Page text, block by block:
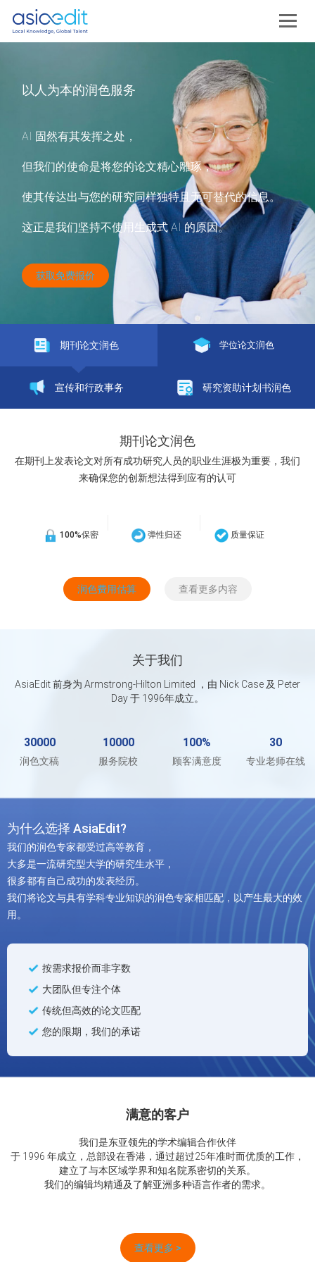
以人为本的润色服务
AI 固然有其发挥之处，
但我们的使命是将您的论文精心雕琢，
使其传达出与您的研究同样独特且无可替代的信息。
这正是我们坚持不使用生成式 AI 的原因。
获取免费报价
期刊论文润色 学位论文润色
宣传和行政事务 研究资助计划书润色
期刊论文润色
在期刊上发表论文对所有成功研究人员的职业生涯极为重要，我们
来确保您的创新想法得到应有的认可
100%保密 弹性归还 质量保证
润色费用估算 查看更多内容
关于我们
AsiaEdit 前身为 Armstrong-Hilton Limited ，由 Nick Case 及 Peter
Day 于 1996年成立。
30000
润色文稿
10000
服务院校
100%
顾客满意度
30
专业老师在线
为什么选择 AsiaEdit?
我们的润色专家都受过高等教育，
大多是一流研究型大学的研究生水平，
很多都有自己成功的发表经历。
我们将论文与具有学科专业知识的润色专家相匹配，以产生最大的效
用。
按需求报价而非字数
大团队但专注个体
传统但高效的论文匹配
您的限期，我们的承诺
满意的客户
我们是东亚领先的学术编辑合作伙伴
于 1996 年成立，总部设在香港，通过超过25年准时而优质的工作，
建立了与本区域学界和知名院系密切的关系。
我们的编辑均精通及了解亚洲多种语言作者的需求。
查看更多 >